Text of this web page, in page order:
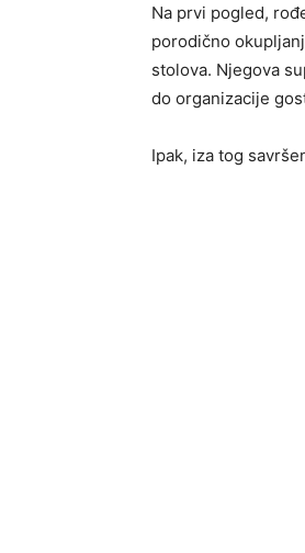
Na prvi pogled,
porodično
stolova. Njegova
do organizacije
Ipak, iza tog